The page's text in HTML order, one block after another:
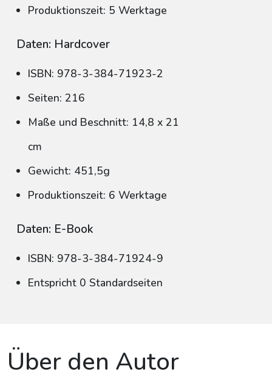
Produktionszeit: 5 Werktage
Daten: Hardcover
ISBN: 978-3-384-71923-2
Seiten: 216
Maße und Beschnitt: 14,8 x 21
cm
Gewicht: 451,5g
Produktionszeit: 6 Werktage
Daten: E-Book
ISBN: 978-3-384-71924-9
Entspricht 0 Standardseiten
Über den Autor